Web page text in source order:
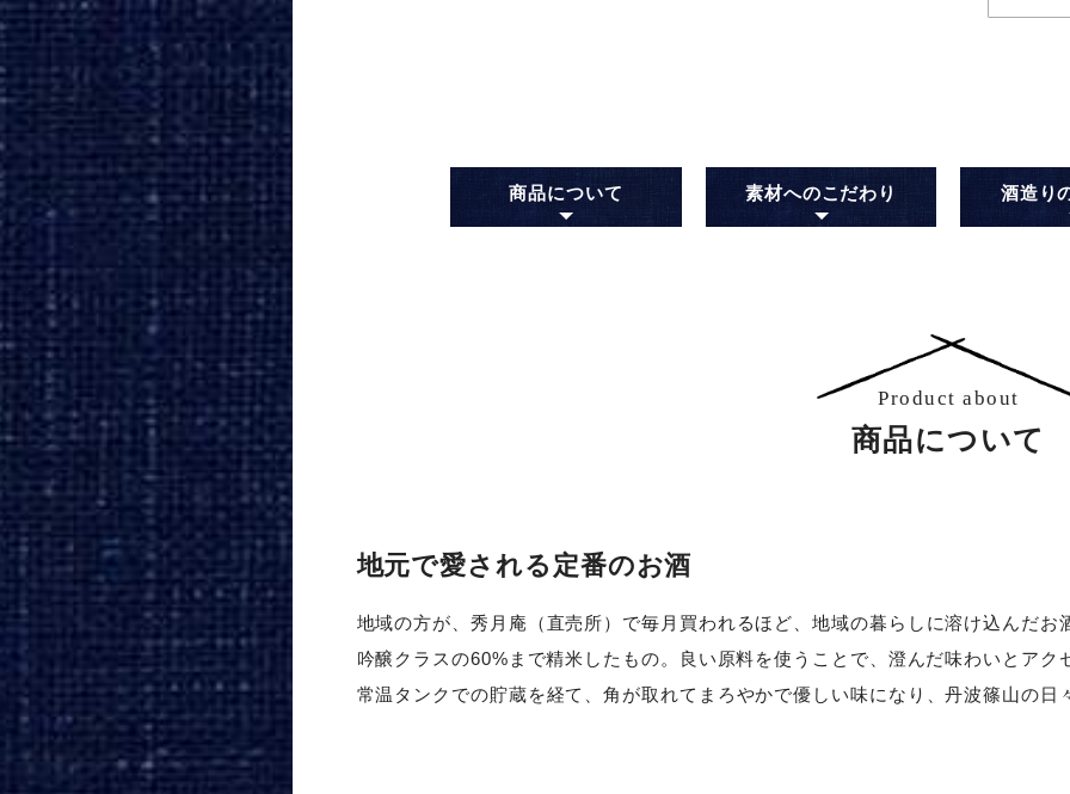
商品について 素材へのこだわり 酒造り
Product about
商品について
地元で愛される定番のお酒
地域の方が、秀月庵（直売所）で毎月買われるほど、地域の暮らしに溶け込んだ
吟醸クラスの60%まで精米したもの。良い原料を使うことで、澄んだ味わいとア
常温タンクでの貯蔵を経て、角が取れてまろやかで優しい味になり、丹波篠山の日